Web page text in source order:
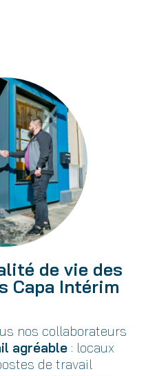
de vie des
Capa Intérim
nos collaborateurs
agréable: locaux
de travail